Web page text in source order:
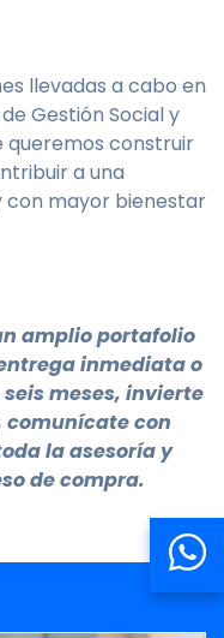
llevadas a cabo en
Gestión Social y
queremos construir
a una
con mayor bienestar
amplio portafolio
inmediata o
meses, invierte
con
la asesoría y
de compra.